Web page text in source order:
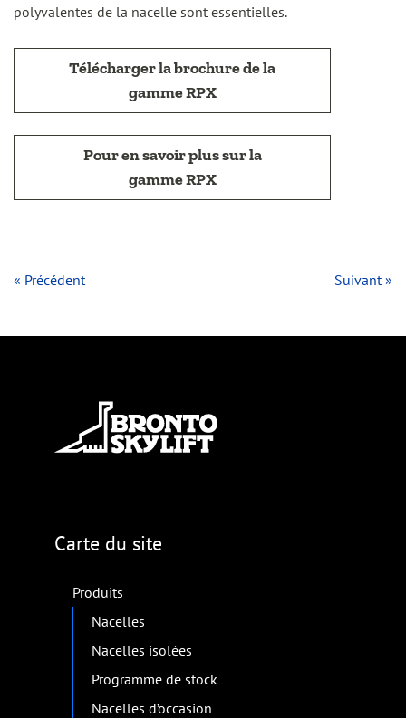
polyvalentes de la nacelle sont essentielles.
Télécharger la brochure de la
gamme RPX
Pour en savoir plus sur la
gamme RPX
« Précédent Suivant »
Carte du site
Produits
Nacelles
Nacelles isolées
Programme de stock
Nacelles d’occasion